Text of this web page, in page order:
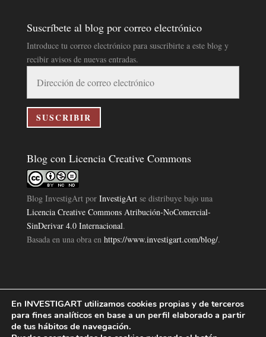
Suscríbete al blog por correo electrónico
Introduce tu correo electrónico para suscribirte a este blog y
recibir avisos de nuevas entradas.
correo
electrónico
SUSCRIBIR
Blog con Licencia Creative Commons
Blog InvestigArtpor InvestigArtse distribuye bajo una
Licencia Creative Commons Atribución-NoComercial-
SinDerivar 4.0 Internacional.
Basada en una obra en https://www.investigart.com/blog/.
Política de Privacidad|Aviso Legal|Política de Cookies|
Investigart Copyright © 2019. |
En INVESTIGART utilizamos cookies propias y de terceros
para fines analíticos en base a un perfil elaborado a partir
de tus hábitos de navegación.